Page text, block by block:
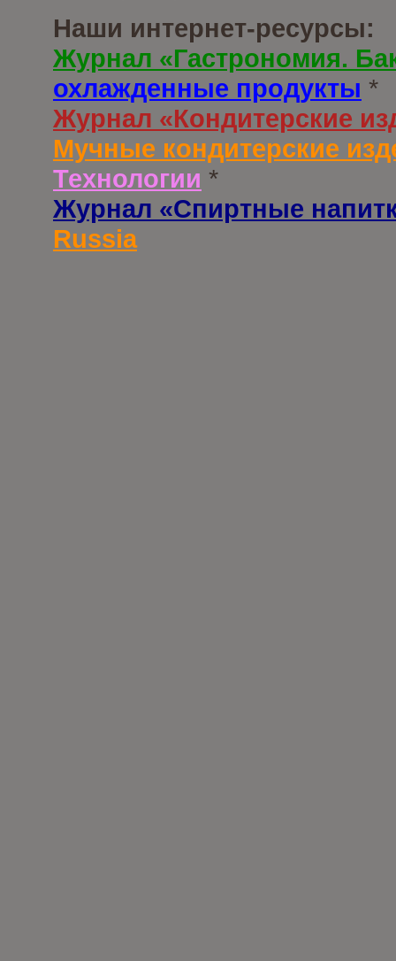
Наши интернет-ресурсы:
Журнал «Гастрономия.
охлажденные продукты *
Журнал «Кондитерские
Мучные кондитерские
Технологии *
Журнал «Спиртные
Russia